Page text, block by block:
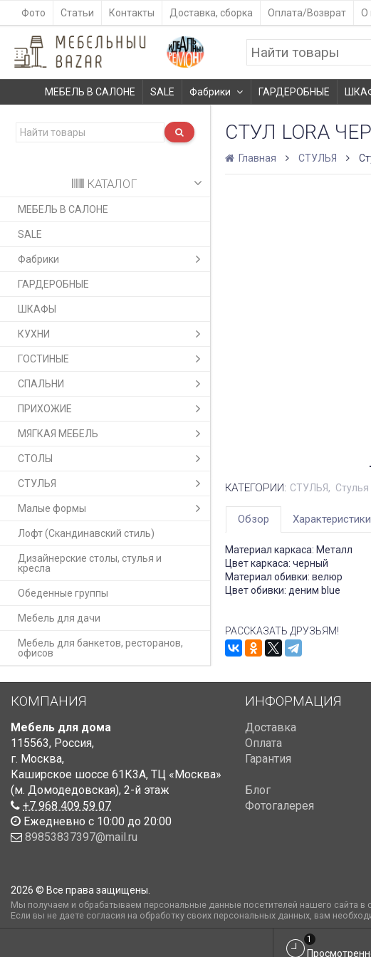
Фото Статьи Контакты Доставка, сборка Оплата/Возврат О
МЕБЕЛЬ В САЛОНЕ SALE Фабрики ГАРДЕРОБНЫЕ
КАТАЛОГ
МЕБЕЛЬ В САЛОНЕ
SALE
Фабрики
ГАРДЕРОБНЫЕ
ШКАФЫ
КУХНИ
ГОСТИНЫЕ
СПАЛЬНИ
ПРИХОЖИЕ
МЯГКАЯ МЕБЕЛЬ
СТОЛЫ
СТУЛЬЯ
Малые формы
Лофт (Скандинавский стиль)
Дизайнерские столы, стулья и
кресла
Обеденные группы
Мебель для дачи
Мебель для банкетов, ресторанов,
офисов
СТУЛ LORA
Главная СТУЛЬЯ
КАТЕГОРИИ: СТУЛЬЯ
Обзор Характеристики
Материал каркаса: Металл
Цвет каркаса: черный
Материал обивки: велюр
Цвет обивки: деним blue
РАССКАЗАТЬ ДРУЗЬЯМ!
КОМПАНИЯ
Мебель для дома
115563, Россия,
г. Москва,
Каширское шоссе 61К3А, ТЦ «Москва»
(м. Домодедовская), 2-й этаж
+7 968 409 59 07
Ежедневно с 10:00 до 20:00
89853837397@mail.ru
ИНФОРМАЦИЯ
Доставка
Оплата
Гарантия
Блог
Фотогалерея
2026 © Все права защищены.
Мы получаем и обрабатываем персональные данные посетителей нашего сайта в
Если вы не даете согласия на обработку своих персональных данных, вам
1